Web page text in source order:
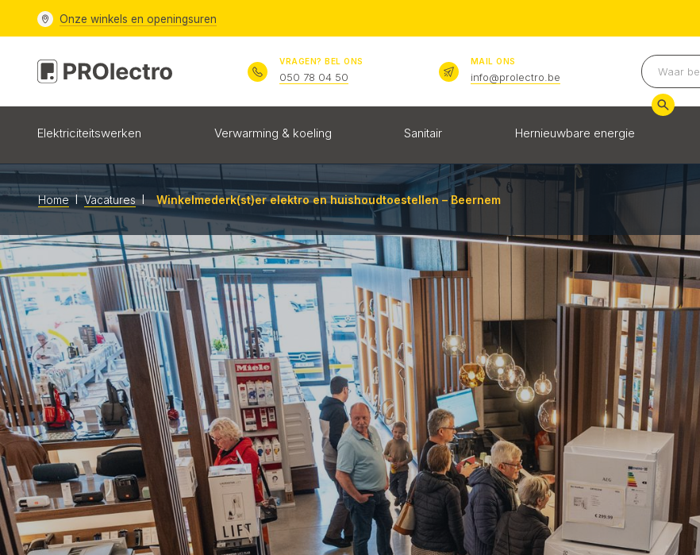
Onze winkels en openingsuren
VRAGEN? BEL ONS
050 78 04 50
MAIL ONS
info@prolectro.be
Elektriciteitswerken Verwarming & koeling Sanitair Hernieuwbare energie
Home l Vacatures l Winkelmederk(st)er elektro en huishoudtoestellen – Beernem